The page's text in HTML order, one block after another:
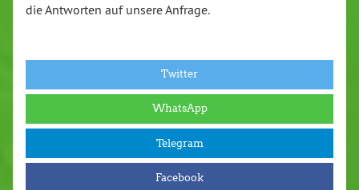
die Antworten auf unsere Anfrage.
Twitter
WhatsApp
Telegram
Facebook